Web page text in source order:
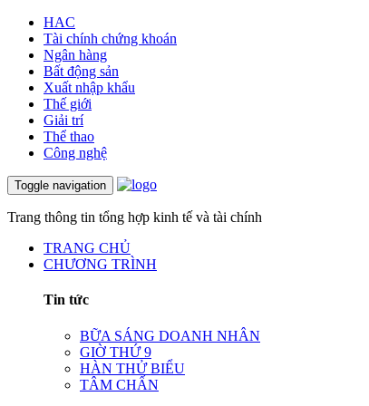
HAC
Tài chính chứng khoán
Ngân hàng
Bất động sản
Xuất nhập khẩu
Thế giới
Giải trí
Thể thao
Công nghệ
Toggle navigation
Trang thông tin tổng hợp kinh tế và tài chính
TRANG CHỦ
CHƯƠNG TRÌNH
Tin tức
BỮA SÁNG DOANH NHÂN
GIỜ THỨ 9
HÀN THỬ BIỂU
TÂM CHẤN